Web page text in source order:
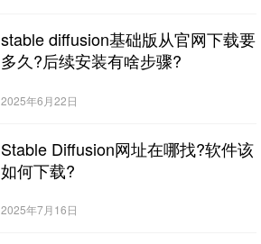
stable diffusion基础版从官网下载要
多久?后续安装有啥步骤?
2025年6月22日
Stable Diffusion网址在哪找?软件该
如何下载?
2025年7月16日